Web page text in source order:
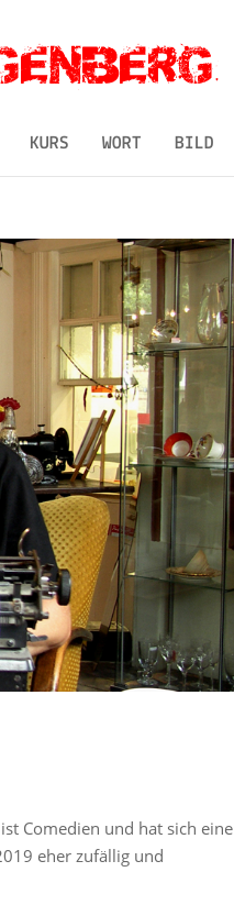
KURS WORT BILD
Comedien und hat sich eine
eher zufällig und